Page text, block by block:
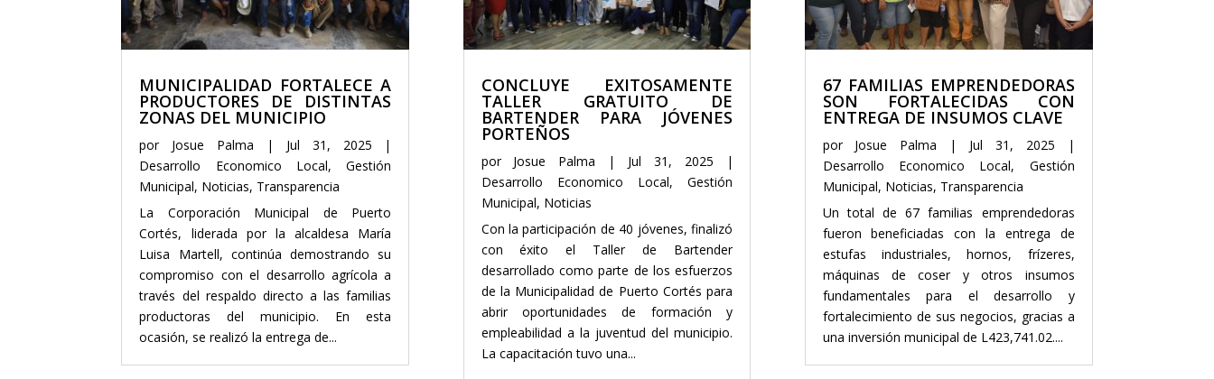
MUNICIPALIDAD FORTALECE A
PRODUCTORES DE DISTINTAS
ZONAS DEL MUNICIPIO
por Josue Palma | Jul 31, 2025 |
Desarrollo Economico Local,Gestión
Municipal, Noticias, Transparencia
La Corporación Municipal de Puerto
Cortés, liderada por la alcaldesa María
Luisa Martell, continúa demostrando su
compromiso con el desarrollo agrícola a
través del respaldo directo a las familias
productoras del municipio. En esta
ocasión, se realizó la entrega de...
CONCLUYE EXITOSAMENTE
TALLER GRATUITO DE
BARTENDER PARA JÓVENES
PORTEÑOS
por Josue Palma | Jul 31, 2025 |
Desarrollo Economico Local,Gestión
Municipal, Noticias
Con la participación de 40 jóvenes, finalizó
con éxito el Taller de Bartender
desarrollado como parte de los esfuerzos
de la Municipalidad de Puerto Cortés para
abrir oportunidades de formación y
empleabilidad a la juventud del municipio.
La capacitación tuvo una...
67 FAMILIAS EMPRENDEDORAS
SON FORTALECIDAS CON
ENTREGA DE INSUMOS CLAVE
por Josue Palma | Jul 31, 2025 |
Desarrollo Economico Local, Gestión
Municipal, Noticias, Transparencia
Un total de 67 familias emprendedoras
fueron beneficiadas con la entrega de
estufas industriales, hornos, frízeres,
máquinas de coser y otros insumos
fundamentales para el desarrollo y
fortalecimiento de sus negocios, gracias a
una inversión municipal de L423,741.02....